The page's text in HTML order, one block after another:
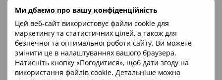
Ми дбаємо про вашу конфіденційність
Цей веб-сайт використовує файли cookie для
маркетингу та статистичних цілей, а також для
безпечної та оптимальної роботи сайту. Ви можете
змінити це в налаштуваннях вашого браузера.
Натисніть кнопку «Погодитися», щоб дати згоду на
використання файлів cookie. Детальніше можна
Подарунок
VISCON CREAM - ортопедичний матрац ТМ PUUF SLEEP
18 492 грн 36 984 грн
8
6